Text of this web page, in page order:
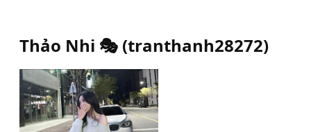
Thảo Nhi 🎭 (tranthanh28272)